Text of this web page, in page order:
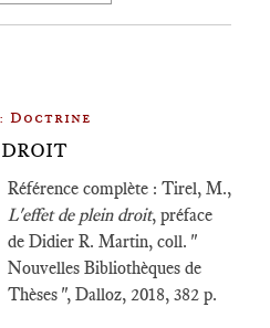
Doctrine
Référence complète : Tirel, M.,
L'effet de plein droit, préface
de Didier R. Martin, coll. "
Nouvelles Bibliothèques de
Thèses ", Dalloz, 2018, 382 p.